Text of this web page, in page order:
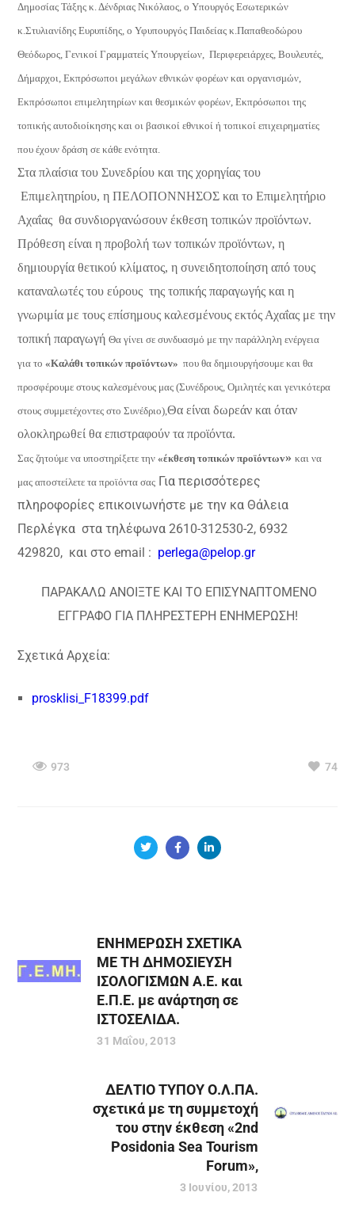
Δημοσίας Τάξης κ. Δένδριας Νικόλαος, ο Υπουργός Εσωτερικών
κ.Στυλιανίδης Ευρυπίδης, ο Υφυπουργός Παιδείας κ.Παπαθεοδώρου
Θεόδωρος, Γενικοί Γραμματείς Υπουργείων, Περιφερειάρχες, Βουλευτές,
Δήμαρχοι, Εκπρόσωποι μεγάλων εθνικών φορέων και οργανισμών,
Εκπρόσωποι επιμελητηρίων και θεσμικών φορέων, Εκπρόσωποι της
τοπικής αυτοδιοίκησης και οι βασικοί εθνικοί ή τοπικοί επιχειρηματίες
που έχουν δράση σε κάθε ενότητα.
Στα πλαίσια του Συνεδρίου και της χορηγίας του
Επιμελητηρίου, η ΠΕΛΟΠΟΝΝΗΣΟΣ και το Επιμελητήριο
Αχαΐας θα συνδιοργανώσουν έκθεση τοπικών προϊόντων.
Πρόθεση είναι η προβολή των τοπικών προϊόντων, η
δημιουργία θετικού κλίματος, η συνειδητοποίηση από τους
καταναλωτές του εύρους της τοπικής παραγωγής και η
γνωριμία με τους επίσημους καλεσμένους εκτός Αχαΐας με την
τοπική παραγωγήΘα γίνει σε συνδυασμό με την παράλληλη ενέργεια
για το«Καλάθι τοπικών προϊόντων» που θα δημιουργήσουμε και θα
προσφέρουμε στους καλεσμένους μας (Συνέδρους, Ομιλητές και γενικότερα
στους συμμετέχοντες στο Συνέδριο),Θα είναι δωρεάν και όταν
ολοκληρωθεί θα επιστραφούν τα προϊόντα.
Σας ζητούμε να υποστηρίξετε την«έκθεση τοπικών προϊόντωv» και να
μας αποστείλετε τα προϊόντα σας Για περισσότερες
πληροφορίες επικοινωνήστε με την κα Θάλεια
Περλέγκα στα τηλέφωνα 2610-312530-2, 6932
429820, και στο email : perlega@pelop.gr
ΠΑΡΑΚΑΛΩ ΑΝΟΙΞΤΕ ΚΑΙ ΤΟ ΕΠΙΣΥΝΑΠΤΟΜΕΝΟ
ΕΓΓΡΑΦΟ ΓΙΑ ΠΛΗΡΕΣΤΕΡΗ ΕΝΗΜΕΡΩΣΗ!
Σχετικά Αρχεία:
prosklisi_F18399.pdf
973 74
ΕΝΗΜΕΡΩΣΗ ΣΧΕΤΙΚΑ
ΜΕ ΤΗ ΔΗΜΟΣΙΕΥΣΗ
ΙΣΟΛΟΓΙΣΜΩΝ Α.Ε. και
Ε.Π.Ε. με ανάρτηση σε
ΙΣΤΟΣΕΛΙΔΑ.
31 Μαΐου, 2013
ΔΕΛΤΙΟ ΤΥΠΟΥ Ο.Λ.ΠΑ.
σχετικά με τη συμμετοχή
του στην έκθεση «2nd
Posidonia Sea Tourism
Forum»,
3 Ιουνίου, 2013